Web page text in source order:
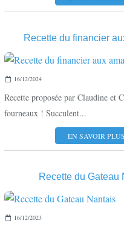
Recette du financier
16/12/2024
Recette proposée par Claudine et
fourneaux ! Succulent...
EN SAVOIR PLUS
Recette du Gateau
16/12/2023